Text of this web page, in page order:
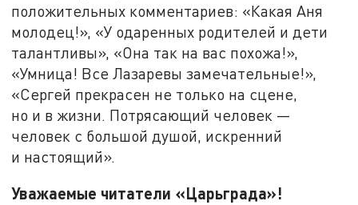
положительных комментариев: «Какая Аня
молодец!», «У одаренных родителей и дети
талантливы», «Она так на вас похожа!»,
«Умница! Все Лазаревы замечательные!»,
«Сергей прекрасен не только на сцене,
но и в жизни. Потрясающий человек —
человек с большой душой, искренний
и настоящий».
Уважаемые читатели «Царьграда»!